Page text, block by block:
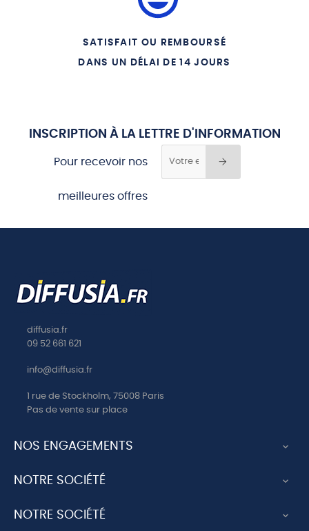
SATISFAIT OU REMBOURSÉ
DANS UN DÉLAI DE 14 JOURS
INSCRIPTION À LA LETTRE D'INFORMATION
Pour recevoir nos
meilleures offres
diffusia.fr
09 52 661 621
info@diffusia.fr
1 rue de Stockholm, 75008 Paris
Pas de vente sur place
NOS ENGAGEMENTS 
NOTRE SOCIÉTÉ 
NOTRE SOCIÉTÉ 